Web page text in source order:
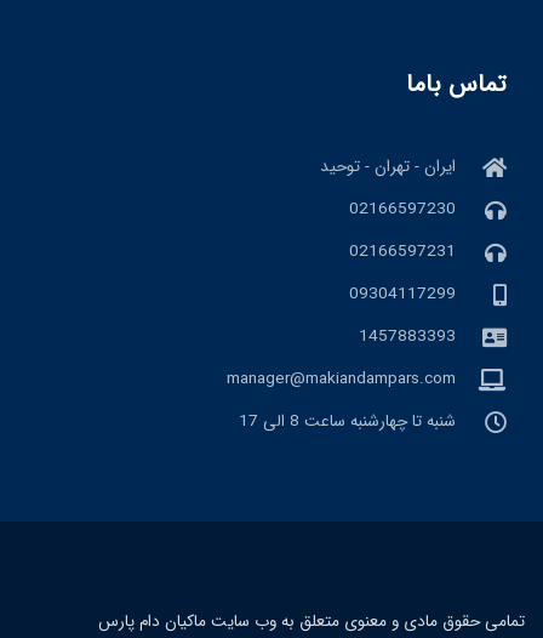
تماس باما
ایران - تهران - توحید
02166597230
02166597231
09304117299
1457883393
manager@makiandampars.com
شنبه تا چهارشنبه ساعت 8 الی 17
تمامی حقوق مادی و معنوی متعلق به وب سایت ماکیان دام پارس